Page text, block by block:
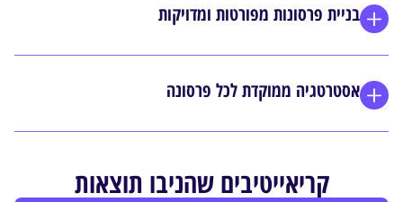
בניית פרסונות מפורטות ומדויקות
אסטרטגיה ממוקדת לכל פרסונה
קריאייטיבים שהניבו תוצאות